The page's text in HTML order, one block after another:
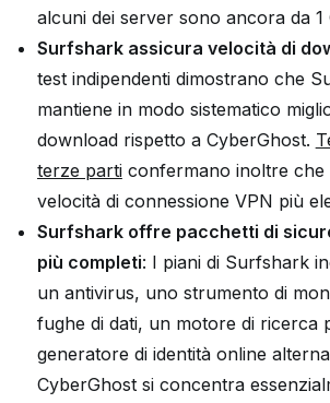
alcuni dei server sono ancora da
Surfshark assicura velocità di
test indipendenti dimostrano che
mantiene in modo sistematico
download rispetto a CyberGhost.
terze particonfermano inoltre che
velocità di connessione VPN più
Surfshark offre pacchetti di
più completi: I piani di Surfshark
un antivirus, uno strumento di
fughe di dati, un motore di ricerca
generatore di identità online
CyberGhost si concentra